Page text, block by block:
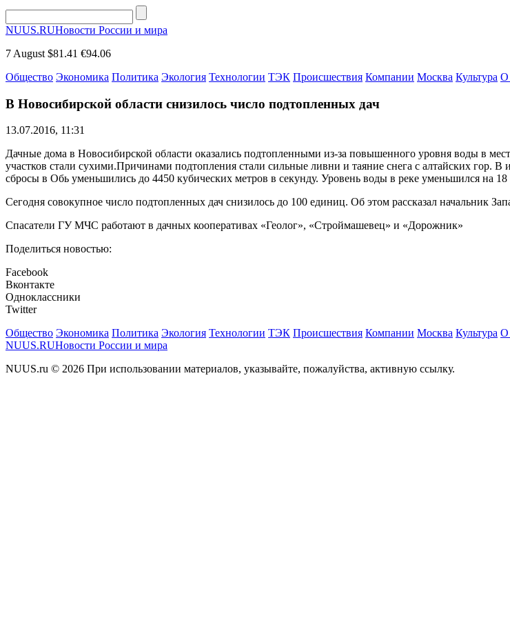
NUUS.RUНовости России и мира
7 August $81.41 €94.06
Общество Экономика Политика Экология Технологии ТЭК Происшествия Компании Москва Культура О
В Новосибирской области снизилось число подтопленных дач
13.07.2016, 11:31
Дачные дома в Новосибирской области оказались подтопленными из-за повышенного уровня воды в
участков стали сухими.Причинами подтопления стали сильные ливни и таяние снега с алтайских гор.
сбросы в Обь уменьшились до 4450 кубических метров в секунду. Уровень воды в реке уменьшился на 18
Сегодня совокупное число подтопленных дач снизилось до 100 единиц. Об этом рассказал начальник
Спасатели ГУ МЧС работают в дачных кооперативах «Геолог», «Строймашевец» и «Дорожник»
Поделиться новостью:
Facebook
Вконтакте
Одноклассники
Twitter
Общество Экономика Политика Экология Технологии ТЭК Происшествия Компании Москва Культура О
NUUS.RUНовости России и мира
NUUS.ru © 2026 При использовании материалов, указывайте, пожалуйства, активную ссылку.